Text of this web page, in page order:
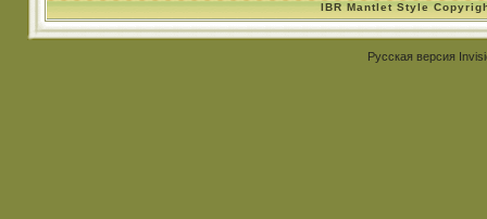
IBR Mantlet Style
Русская версия